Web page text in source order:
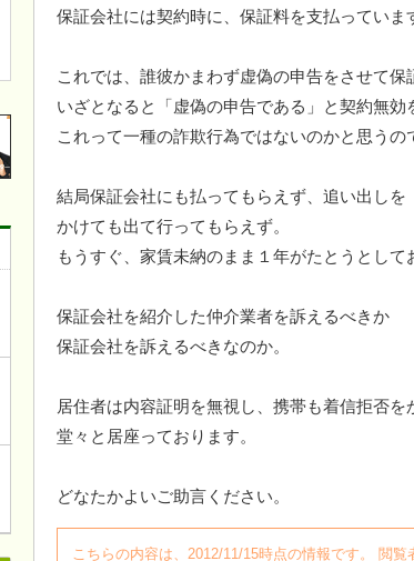
保証会社には契約時に、保証料を支払っていま
これでは、誰彼かまわず虚偽の申告をさせて保
いざとなると「虚偽の申告である」と契約無効
これって一種の詐欺行為ではないのかと思うの
結局保証会社にも払ってもらえず、追い出しを
かけても出て行ってもらえず。
もうすぐ、家賃未納のまま１年がたとうとして
保証会社を紹介した仲介業者を訴えるべきか
保証会社を訴えるべきなのか。
居住者は内容証明を無視し、携帯も着信拒否を
堂々と居座っております。
どなたかよいご助言ください。
こちらの内容は、2012/11/15時点の情報です。 閲